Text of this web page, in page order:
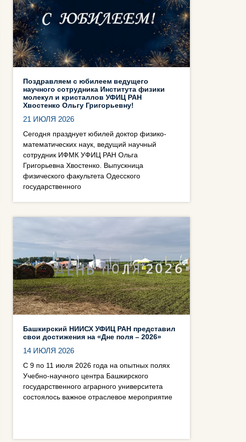
Поздравляем с юбилеем ведущего
научного сотрудника Института физики
молекул и кристаллов УФИЦ РАН
Хвостенко Ольгу Григорьевну!
21 ИЮЛЯ 2026
Сегодня празднует юбилей доктор физико-
математических наук, ведущий научный
сотрудник ИФМК УФИЦ РАН Ольга
Григорьевна Хвостенко. Выпускница
физического факультета Одесского
государственного
Башкирский НИИСХ УФИЦ РАН представил
свои достижения на «Дне поля – 2026»
14 ИЮЛЯ 2026
С 9 по 11 июля 2026 года на опытных полях
Учебно-научного центра Башкирского
государственного аграрного университета
состоялось важное отраслевое мероприятие